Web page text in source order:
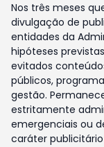
Nos três meses
divulgação de
entidades da
hipóteses
evitados
públicos,
gestão.
estritamente
emergenciais ou
caráter